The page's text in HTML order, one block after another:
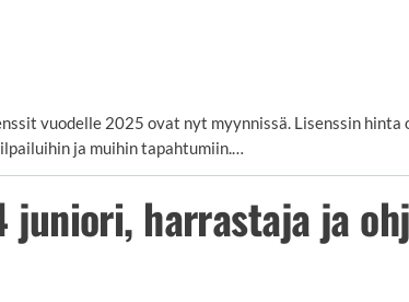
vuodelle 2025 ovat nyt myynnissä. Lisenssin
ja muihin tapahtumiin.…
juniori, harrastaja ja